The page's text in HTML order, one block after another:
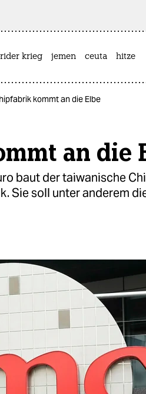
krieg jemen ceuta hitze
kommt an die Elbe
an die
baut der taiwanische
Sie soll unter anderem